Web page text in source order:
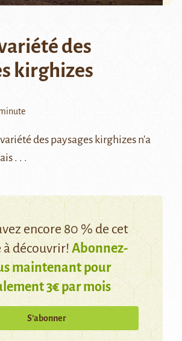
des
kirghizes
des paysages kirghizes n'a
. . .
encore 80 % de cet
à découvrir!Abonnez-
maintenant pour
3€ par mois
S’abonner